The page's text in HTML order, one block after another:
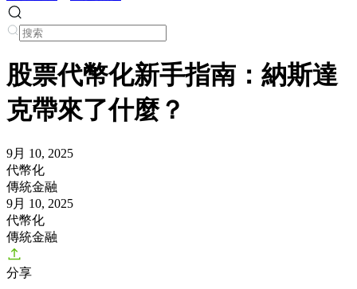
股票代幣化新手指南：納斯達
克帶來了什麼？
9月 10, 2025
代幣化
傳統金融
9月 10, 2025
代幣化
傳統金融
分享